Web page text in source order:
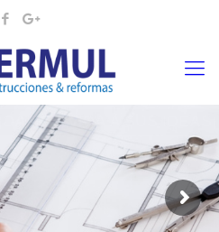
¡¡DAMOS VIDA A SUS